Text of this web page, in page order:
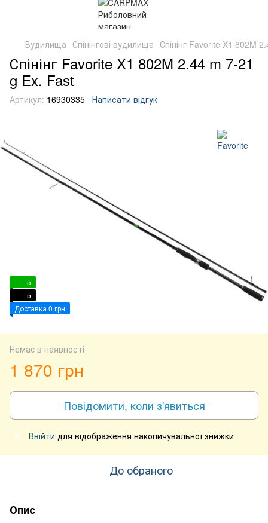
Вудилища Спінінгові вудилища Спінінг Favorite X1 802M
Спінінг Favorite X1 802M 2.44 m 7-21
g Ex. Fast
Артикул: 16930335 Написати відгук
5
5
Доставка 0 грн
Немає в наявності
1 870 грн
Повідомити, коли з'явиться
% Ввійти для відображення накопичувальної знижки
До обраного
Опис